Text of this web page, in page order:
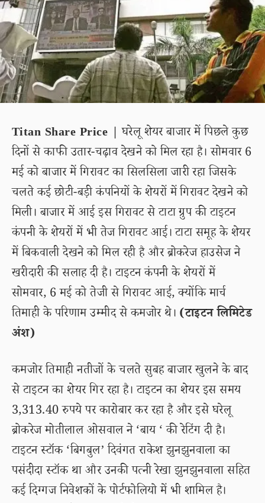
Titan Share Price | घरेलू शेयर बाजार में पिछले कुछ
दिनों से काफी उतार-चढ़ाव देखने को मिल रहा है। सोमवार 6
मई को बाजार में गिरावट का सिलसिला जारी रहा जिसके
चलते कई छोटी-बड़ी कंपनियों के शेयरों में गिरावट देखने को
मिली। बाजार में आई इस गिरावट से टाटा ग्रुप की टाइटन
कंपनी के शेयरों में भी तेज गिरावट आई। टाटा समूह के शेयर
में बिकवाली देखने को मिल रही है और ब्रोकरेज हाउसेज ने
खरीदारी की सलाह दी है। टाइटन कंपनी के शेयरों में
सोमवार, 6 मई को तेजी से गिरावट आई, क्योंकि मार्च
तिमाही के परिणाम उम्मीद से कमजोर थे। (टाइटन लिमिटेड
अंश)
कमजोर तिमाही नतीजों के चलते सुबह बाजार खुलने के बाद
से टाइटन का शेयर गिर रहा है। टाइटन का शेयर इस समय
3,313.40 रुपये पर कारोबार कर रहा है और इसे घरेलू
ब्रोकरेज मोतीलाल ओसवाल ने ‘बाय ‘ की रेटिंग दी है।
टाइटन स्टॉक ‘बिगबुल’ दिवंगत राकेश झुनझुनवाला का
पसंदीदा स्टॉक था और उनकी पत्नी रेखा झुनझुनवाला सहित
कई दिग्गज निवेशकों के पोर्टफोलियो में भी शामिल है।